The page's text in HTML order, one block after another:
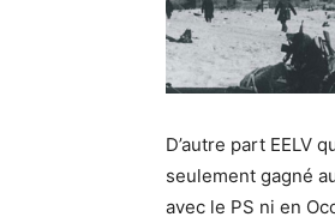
D’autre part EELV
seulement gagné
avec le PS ni en